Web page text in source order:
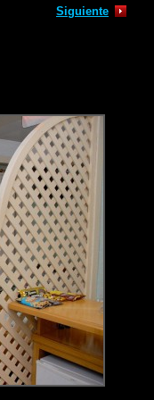
Siguiente